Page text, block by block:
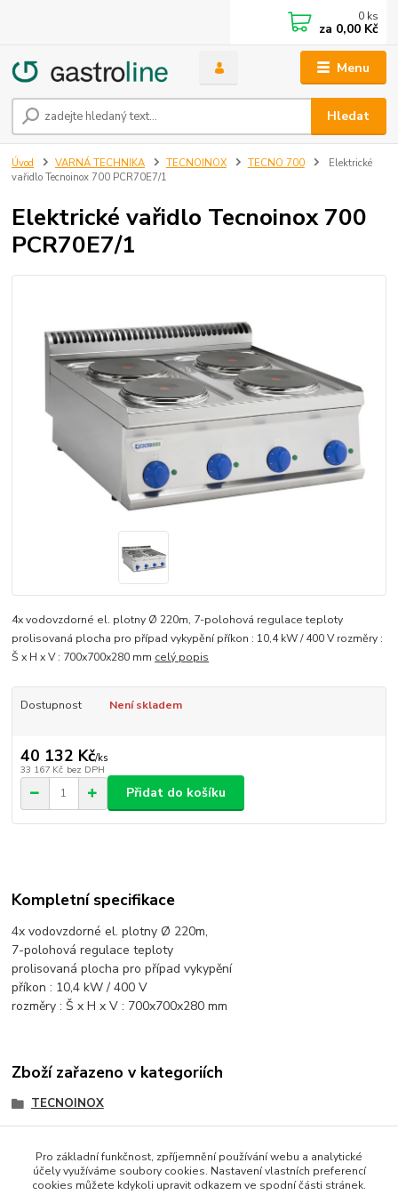
Menu
Hledat
0 ks
za 0,00 Kč
Úvod VARNÁ TECHNIKA TECNOINOX TECNO 700
Elektrické
vařidlo Tecnoinox 700 PCR70E7/1
Elektrické vařidlo Tecnoinox 700
PCR70E7/1
4x vodovzdorné el. plotny Ø 220m, 7-polohová regulace teploty
prolisovaná plocha pro případ vykypění příkon : 10,4 kW / 400 V rozměry :
Š x H x V : 700x700x280 mm celý popis
Dostupnost Není skladem
40 132 Kč/ks
33 167 Kč bez DPH
Přidat do košíku
Kompletní specifikace
4x vodovzdorné el. plotny Ø 220m,
7-polohová regulace teploty
prolisovaná plocha pro případ vykypění
příkon : 10,4 kW / 400 V
rozměry : Š x H x V : 700x700x280 mm
Zboží zařazeno v kategoriích
TECNOINOX
TECNO 700
Pro základní funkčnost, zpříjemnění používání webu a analytické
účely využíváme soubory cookies. Nastavení vlastních preferencí
cookies můžete kdykoli upravit odkazem ve spodní části stránek.